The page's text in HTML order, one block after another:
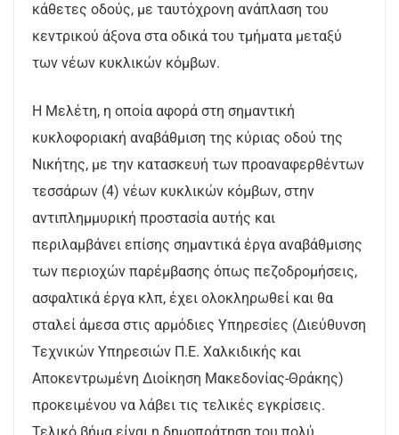
κάθετες οδούς, με ταυτόχρονη ανάπλαση του
κεντρικού άξονα στα οδικά του τμήματα μεταξύ
των νέων κυκλικών κόμβων.
Η Μελέτη, η οποία αφορά στη σημαντική
κυκλοφοριακή αναβάθμιση της κύριας οδού της
Νικήτης, με την κατασκευή των προαναφερθέντων
τεσσάρων (4) νέων κυκλικών κόμβων, στην
αντιπλημμυρική προστασία αυτής και
περιλαμβάνει επίσης σημαντικά έργα αναβάθμισης
των περιοχών παρέμβασης όπως πεζοδρομήσεις,
ασφαλτικά έργα κλπ, έχει ολοκληρωθεί και θα
σταλεί άμεσα στις αρμόδιες Υπηρεσίες (Διεύθυνση
Τεχνικών Υπηρεσιών Π.Ε. Χαλκιδικής και
Αποκεντρωμένη Διοίκηση Μακεδονίας-Θράκης)
προκειμένου να λάβει τις τελικές εγκρίσεις.